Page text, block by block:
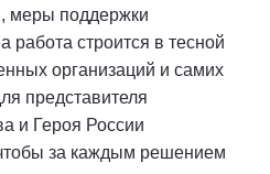
меры поддержки
работа строится в тесной
организаций и самих
представителя
и Героя России
за каждым решением